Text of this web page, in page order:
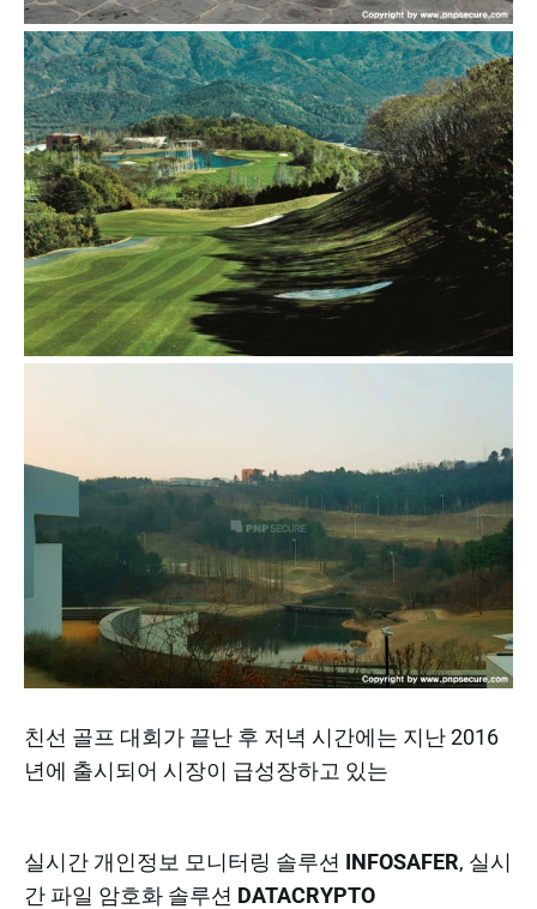
​친선 골프 대회가 끝난 후 저녁 시간에는 지난 2016
년에 출시되어 시장이 급성장하고 있는
실시간 개인정보 모니터링 솔루션 INFOSAFER, 실시
간 파일 암호화 솔루션 DATACRYPTO